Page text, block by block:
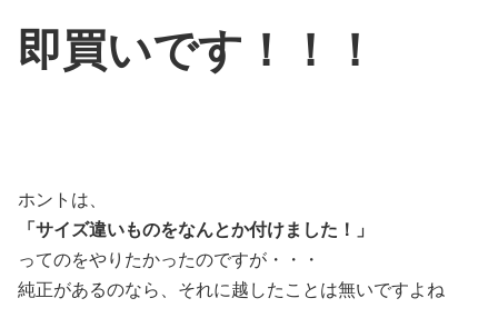
即買いです！！！
ホントは、
「サイズ違いものをなんとか付けました！」
ってのをやりたかったのですが・・・
純正があるのなら、それに越したことは無いですよね